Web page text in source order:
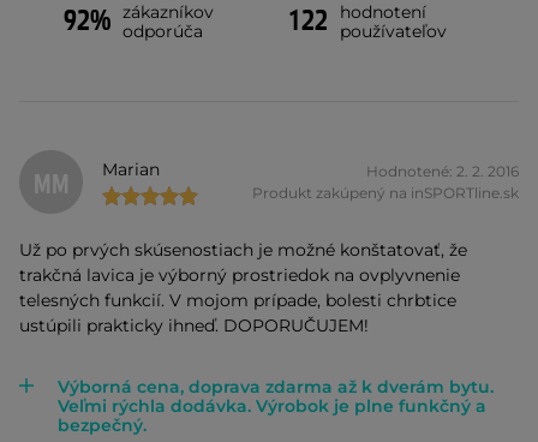
92% zákazníkov
odporúča
122
hodnotení
používateľov
MM Marian
Hodnotené: 2. 2. 2016
Produkt zakúpený na inSPORTline.sk
Už po prvých skúsenostiach je možné konštatovať, že
trakčná lavica je výborný prostriedok na ovplyvnenie
telesných funkcií. V mojom prípade, bolesti chrbtice
ustúpili prakticky ihneď. DOPORUČUJEM!
Výborná cena, doprava zdarma až k dverám bytu.
Veľmi rýchla dodávka. Výrobok je plne funkčný a
bezpečný.